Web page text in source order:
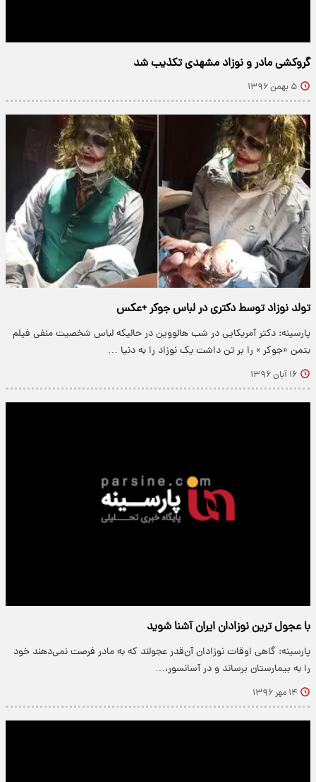
گروکشی مادر و نوزاد مشهدی تکذیب شد
۵ بهمن ۱۳۹۶
تولد نوزاد توسط دکتری در لباس جوکر +عکس
پارسینه: دکتر آمریکایی در شب هالووین در حالیکه لباس شخصیت منفی فیلم
بتمن «جوکر » را بر تن داشت یک نوزاد را به دنیا …
۱۶ آبان ۱۳۹۶
با عجول ترین نوزادان ایران آشنا شوید
پارسینه: گاهی اوقات نوزادان آن‌قدر عجولند که به مادر فرصت نمی‌دهند خود
را به بیمارستان برساند و در آسانسور،…
۱۴ مهر ۱۳۹۶